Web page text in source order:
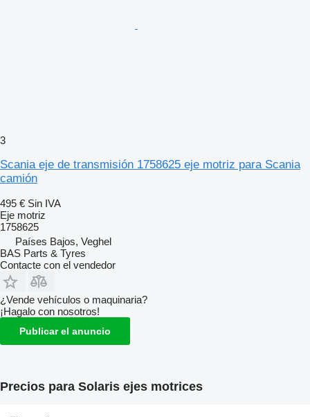
3
Scania eje de transmisión 1758625 eje motriz para Scania
camión
495 € Sin IVA
Eje motriz
1758625
Países Bajos, Veghel
BAS Parts & Tyres
Contacte con el vendedor
¿Vende vehículos o maquinaria?
¡Hagalo con nosotros!
Publicar el anuncio
Precios para Solaris ejes motrices